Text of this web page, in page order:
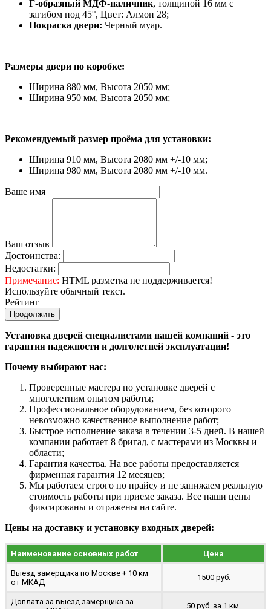
Г-образный МДФ-наличник, толщиной 16 мм с
загибом под 45°, Цвет: Алмон 28;
Покраска двери: Черный муар.
Размеры двери по коробке:
Ширина 880 мм, Высота 2050 мм;
Ширина 950 мм, Высота 2050 мм;
Рекомендуемый размер проёма для установки:
Ширина 910 мм, Высота 2080 мм +/-10 мм;
Ширина 980 мм, Высота 2080 мм +/-10 мм.
Ваше имя
Ваш отзыв
Достоинства:
Недостатки:
Примечание: HTML разметка не поддерживается!
Используйте обычный текст.
Рейтинг
Продолжить
Установка дверей специалистами нашей компаний - это
гарантия надежности и долголетней эксплуатации!
Почему выбирают нас:
Проверенные мастера по установке дверей с
многолетним опытом работы;
Профессиональное оборудованием, без которого
невозможно качественное выполнение работ;
Быстрое исполнение заказа в течении 3-5 дней. В нашей
компании работает 8 бригад, с мастерами из Москвы и
области;
Гарантия качества. На все работы предоставляется
фирменная гарантия 12 месяцев;
Мы работаем строго по прайсу и не занижаем реальную
стоимость работы при приеме заказа. Все наши цены
фиксированы и отражены на сайте.
Цены на доставку и установку входных дверей:
Наименование основных работ Цена
Выезд замерщика по Москве + 10 км
от МКАД
1500 руб.
Доплата за выезд замерщика за
50 руб. за 1 км.